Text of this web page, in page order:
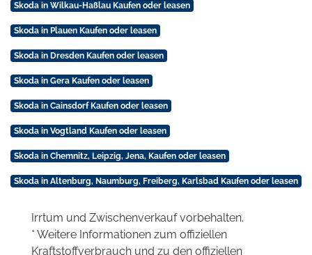
Skoda in Wilkau-Haßlau Kaufen oder leasen
Skoda in Plauen Kaufen oder leasen
Skoda in Dresden Kaufen oder leasen
Skoda in Gera Kaufen oder leasen
Skoda in Cainsdorf Kaufen oder leasen
Skoda in Vogtland Kaufen oder leasen
Skoda in Chemnitz, Leipzig, Jena, Kaufen oder leasen
Skoda in Altenburg, Naumburg, Freiberg, Karlsbad Kaufen oder leasen
Irrtum und Zwischenverkauf vorbehalten.
* Weitere Informationen zum offiziellen
Kraftstoffverbrauch und zu den offiziellen